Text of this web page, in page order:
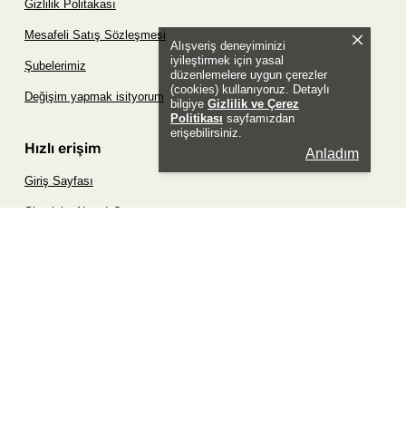
Alışveriş deneyiminizi
iyileştirmek için yasal
düzenlemelere uygun çerezler
(cookies) kullanıyoruz. Detaylı
bilgiye Gizlilik ve Çerez
Politikası sayfamızdan
erişebilirsiniz.
Anladım
Gizlilik Politakası
Mesafeli Satış Sözleşmesi
Şubelerimiz
Değişim yapmak isityorum
Hızlı erişim
Giriş Sayfası
Siparişim Nerede?